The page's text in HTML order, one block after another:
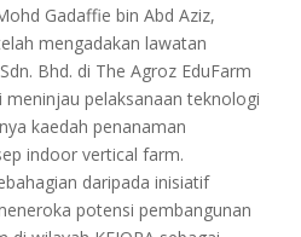
Gadaffie bin Abd Aziz,
mengadakan lawatan
Bhd. di The Agroz EduFarm
meninjau pelaksanaan teknologi
kaedah penanaman
indoor vertical farm.
daripada inisiatif
potensi pembangunan